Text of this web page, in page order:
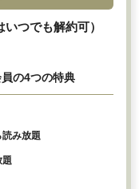
つでも解約可）
の4つの特典
読み放題
題